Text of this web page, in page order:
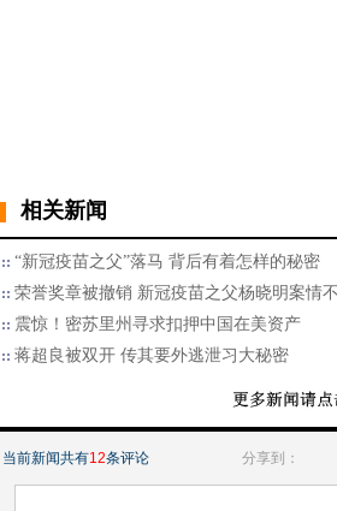
相关新闻
“新冠疫苗之父”落马 背后有着怎样的秘密
荣誉奖章被撤销 新冠疫苗之父杨晓明案情
震惊！密苏里州寻求扣押中国在美资产
蒋超良被双开 传其要外逃泄习大秘密
当前新闻共有12条评论 分享到：